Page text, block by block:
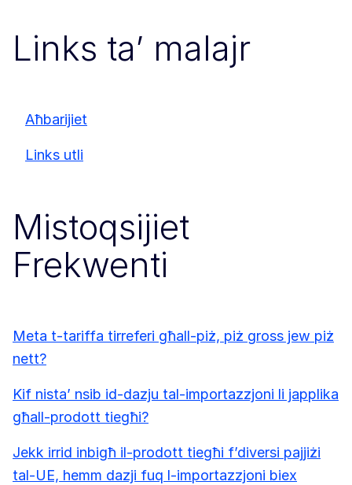
Links ta’ malajr
Aħbarijiet
Links utli
Mistoqsijiet
Frekwenti
Meta t-tariffa tirreferi għall-piż, piż gross jew piż
nett?
Kif nista’ nsib id-dazju tal-importazzjoni li japplika
għall-prodott tiegħi?
Jekk irrid inbigħ il-prodott tiegħi f’diversi pajjiżi
tal-UE, hemm dazji fuq l-importazzjoni biex